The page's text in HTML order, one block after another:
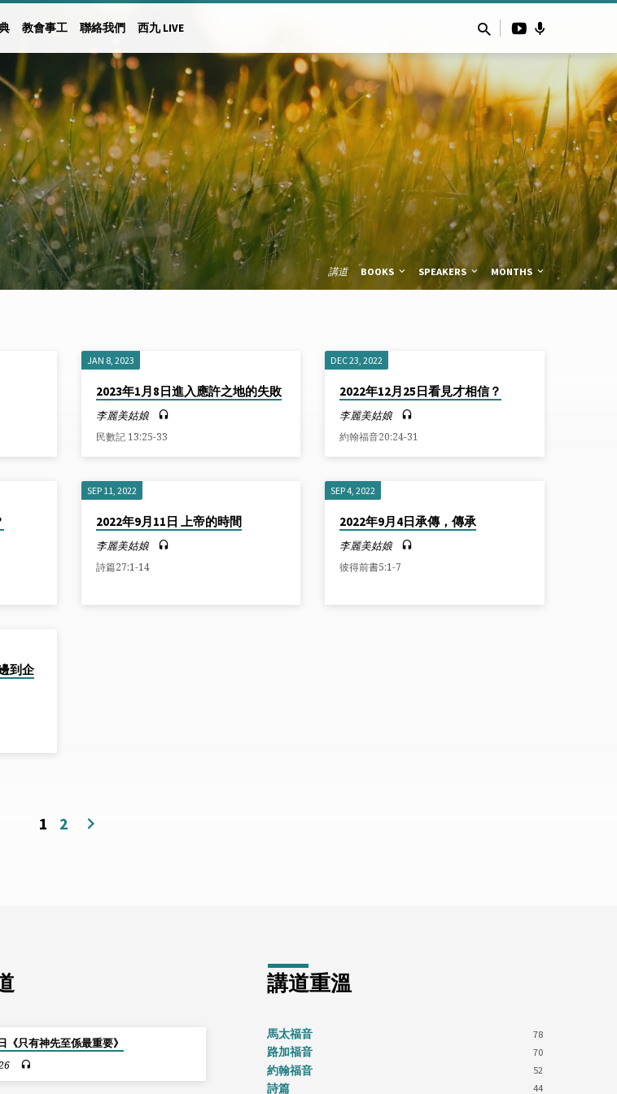
教會事工 聯絡我們 西九 LIVE
講道 BOOKS SPEAKERS MONTHS
JAN 8, 2023
2023年1月8日進入應許之地的失敗
李麗美姑娘
民數記 13:25-33
DEC 23, 2022
2022年12月25日看見才相信？
李麗美姑娘
約翰福音20:24-31
SEP 11, 2022
2022年9月11日 上帝的時間
李麗美姑娘
詩篇27:1-14
SEP 4, 2022
2022年9月4日承傳，傳承
李麗美姑娘
彼得前書5:1-7
到企
1 2
《只有神先至係最重要》
講道重溫
馬太福音 78
路加福音 70
約翰福音 52
詩篇 44